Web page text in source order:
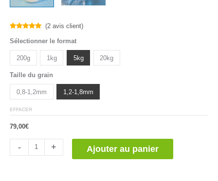
sur 5
notations
client
(2avis client)
Sélectionner le format
200g 1kg 5kg 20kg
Taille du grain
0,8-1,2mm 1,2-1,8mm
EFFACER
79,00€
- + Ajouter au panier